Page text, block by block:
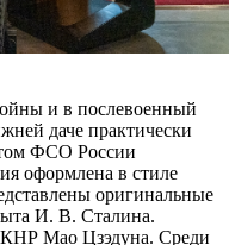
и в послевоенный
даче практически
ФСО России
оформлена в стиле
оригинальные
И. В. Сталина.
Мао Цзэдуна. Среди